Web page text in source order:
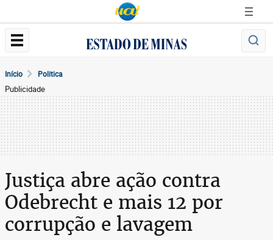
Início Politica
Publicidade
Justiça abre ação contra
Odebrecht e mais 12 por
corrupção e lavagem